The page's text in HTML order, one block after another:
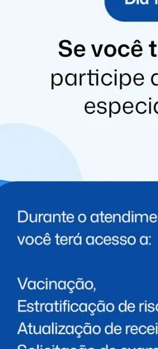
com os shows do DJ Alok e
abre às 14 horas.
revertido a cidades
entretenimento, música boa,
Rio Grande do Sul, desde
de fundos, a serem
o público pode ter
do festival, na quinta-feira (9).
Terezinha de Itaipu é feito
é feito pela Rua Flavio Dal
à rua do Parque de
estacionamento oficial do
motos, R$ 50, para
mil pessoas, durante todo o